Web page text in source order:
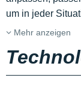
um in jeder
Mehr anzeigen